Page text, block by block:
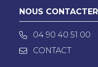
NOUS CONTACTER
04 90 40 51 00
CONTACT